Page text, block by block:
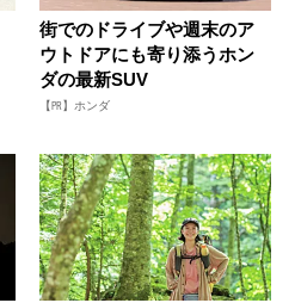
街でのドライブや週末のア
ウトドアにも寄り添うホン
ダの最新SUV
【PR】ホンダ